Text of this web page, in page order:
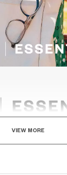
接美好日常
VIEW MORE